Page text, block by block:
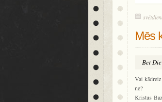
Mēs
Bet
Vai
ne?
Kristus